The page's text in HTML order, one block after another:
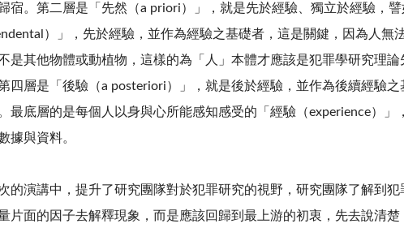
宿。第二層是「先然（a priori）」，就是先於經驗、獨立於經驗，
）」，先於經驗，並作為經驗之基礎者，這是關鍵，因為人無
是其他物體或動植物，這樣的為「人」本體才應該是犯罪學研究理論
四層是「後驗（a posteriori）」，就是後於經驗，並作為後續經驗
最底層的是每個人以身與心所能感知感受的「經驗（experience）」
據與資料。
的演講中，提升了研究團隊對於犯罪研究的視野，研究團隊了解到
片面的因子去解釋現象，而是應該回歸到最上游的初衷，先去說清